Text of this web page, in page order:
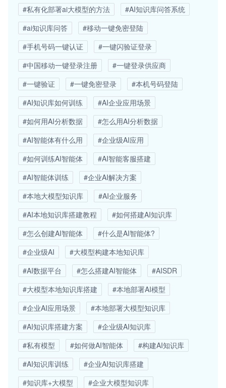
#私有化部署ai大模型的方法
#AI知识库问答系统
#ai知识库问答
#移动一键免密登陆
#手机号码一键认证
#一键闪验证登录
#中国移动一键登录注册
#一键登录供应商
#一键验证
#一键免密登录
#本机号码登陆
#AI知识库如何训练
#AI企业应用场景
#如何用AI分析数据
#怎么用AI分析数据
#AI智能体有什么用
#企业级AI应用
#如何训练AI智能体
#AI智能客服搭建
#AI智能体训练
#企业AI解决方案
#本地大模型知识库
#AI企业服务
#AI本地知识库搭建教程
#如何搭建AI知识库
#怎么创建AI智能体
#什么是AI智能体?
#企业级AI
#大模型构建本地知识库
#AI数据平台
#怎么搭建AI智能体
#AISDR
#大模型本地知识库搭建
#本地部署AI模型
#企业AI应用场景
#本地部署大模型知识库
#AI知识库搭建方案
#企业级AI知识库
#私有模型
#如何做AI智能体
#构建AI知识库
#AI知识库训练
#企业AI知识库搭建
#知识库+大模型
#企业大模型知识库